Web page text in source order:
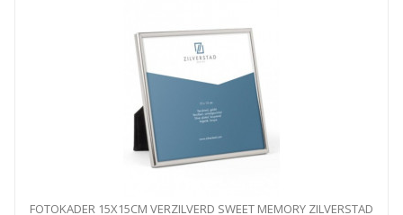
FOTOKADER 15X15CM VERZILVERD SWEET MEMORY ZILVERSTAD